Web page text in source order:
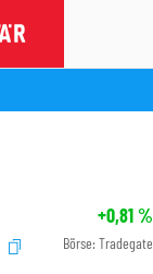
+0,81%
Börse: Tradegate